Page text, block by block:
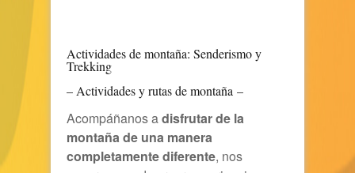
Actividades de montaña: Senderismo y
Trekking
– Actividades y rutas de montaña –
Acompáñanos adisfrutar de la
montaña de una manera
completamente diferente, nos